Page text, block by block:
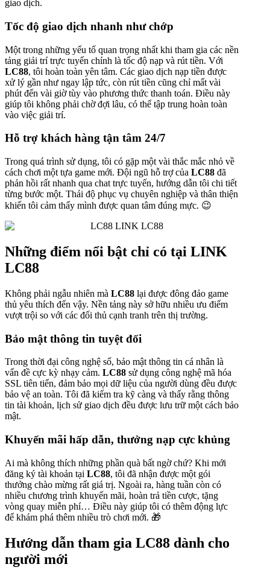
giao dịch.
Tốc độ giao dịch nhanh như chớp
Một trong những yếu tố quan trọng nhất khi tham gia các nền
tảng giải trí trực tuyến chính là tốc độ nạp và rút tiền. Với
LC88, tôi hoàn toàn yên tâm. Các giao dịch nạp tiền được
xử lý gần như ngay lập tức, còn rút tiền cũng chỉ mất vài
phút đến vài giờ tùy vào phương thức thanh toán. Điều này
giúp tôi không phải chờ đợi lâu, có thể tập trung hoàn toàn
vào việc giải trí.
Hỗ trợ khách hàng tận tâm 24/7
Trong quá trình sử dụng, tôi có gặp một vài thắc mắc nhỏ về
cách chơi một tựa game mới. Đội ngũ hỗ trợ của LC88 đã
phản hồi rất nhanh qua chat trực tuyến, hướng dẫn tôi chi tiết
từng bước một. Thái độ phục vụ chuyên nghiệp và thân thiện
khiến tôi cảm thấy mình được quan tâm đúng mực. 😉
Những điểm nổi bật chỉ có tại LINK
LC88
Không phải ngẫu nhiên mà LC88 lại được đông đảo game
thủ yêu thích đến vậy. Nền tảng này sở hữu nhiều ưu điểm
vượt trội so với các đối thủ cạnh tranh trên thị trường.
Bảo mật thông tin tuyệt đối
Trong thời đại công nghệ số, bảo mật thông tin cá nhân là
vấn đề cực kỳ nhạy cảm. LC88 sử dụng công nghệ mã hóa
SSL tiên tiến, đảm bảo mọi dữ liệu của người dùng đều được
bảo vệ an toàn. Tôi đã kiểm tra kỹ càng và thấy rằng thông
tin tài khoản, lịch sử giao dịch đều được lưu trữ một cách bảo
mật.
Khuyến mãi hấp dẫn, thưởng nạp cực khủng
Ai mà không thích những phần quà bất ngờ chứ? Khi mới
đăng ký tài khoản tại LC88, tôi đã nhận được một gói
thưởng chào mừng rất giá trị. Ngoài ra, hàng tuần còn có
nhiều chương trình khuyến mãi, hoàn trả tiền cược, tặng
vòng quay miễn phí… Điều này giúp tôi có thêm động lực
để khám phá thêm nhiều trò chơi mới. 🎁
Hướng dẫn tham gia LC88 dành cho
người mới